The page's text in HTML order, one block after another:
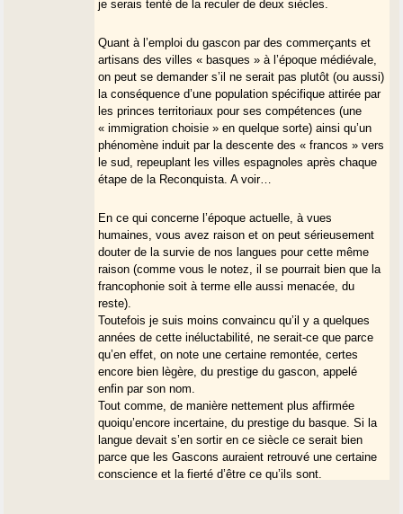
je serais tenté de la reculer de deux siècles.
Quant à l’emploi du gascon par des commerçants et
artisans des villes « basques » à l’époque médiévale,
on peut se demander s’il ne serait pas plutôt (ou aussi)
la conséquence d’une population spécifique attirée par
les princes territoriaux pour ses compétences (une
« immigration choisie » en quelque sorte) ainsi qu’un
phénomène induit par la descente des « francos » vers
le sud, repeuplant les villes espagnoles après chaque
étape de la Reconquista. A voir…
En ce qui concerne l’époque actuelle, à vues
humaines, vous avez raison et on peut sérieusement
douter de la survie de nos langues pour cette même
raison (comme vous le notez, il se pourrait bien que la
francophonie soit à terme elle aussi menacée, du
reste).
Toutefois je suis moins convaincu qu’il y a quelques
années de cette inéluctabilité, ne serait-ce que parce
qu’en effet, on note une certaine remontée, certes
encore bien lègère, du prestige du gascon, appelé
enfin par son nom.
Tout comme, de manière nettement plus affirmée
quoiqu’encore incertaine, du prestige du basque. Si la
langue devait s’en sortir en ce siècle ce serait bien
parce que les Gascons auraient retrouvé une certaine
conscience et la fierté d’être ce qu’ils sont.